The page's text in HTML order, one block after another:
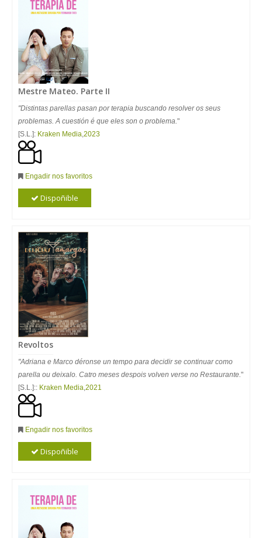
Mestre Mateo. Parte II
"Distintas parellas pasan por terapia buscando resolver os seus
problemas. A cuestión é que eles son o problema."
[S.L.]: Kraken Media,2023
Engadir nos favoritos
Dispoñible
Revoltos
"Adriana e Marco déronse un tempo para decidir se continuar como
parella ou deixalo. Catro meses despois volven verse no Restaurante."
[S.L.]:: Kraken Media,2021
Engadir nos favoritos
Dispoñible